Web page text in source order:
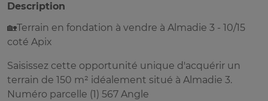
Description
🏡Terrain en fondation à vendre à Almadie 3 - 10/15
coté Apix
Saisissez cette opportunité unique d'acquérir un
terrain de 150 m² idéalement situé à Almadie 3.
Numéro parcelle (1) 567 Angle